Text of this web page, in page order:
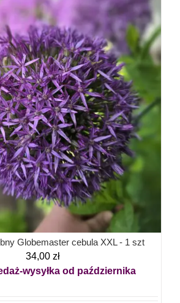
Globemaster cebula XXL - 1 szt
34,00 zł
wysyłka od października